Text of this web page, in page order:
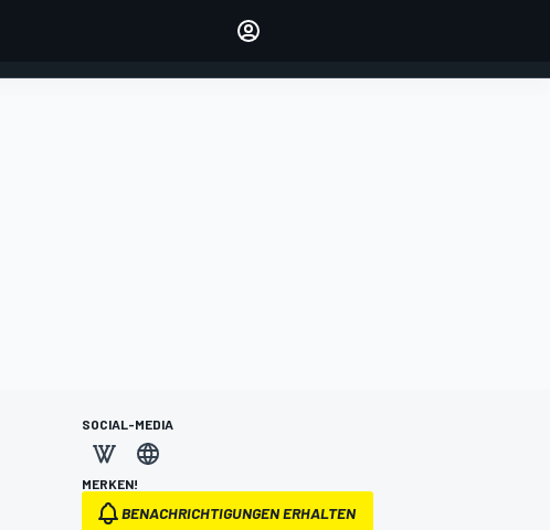
EINLOGGEN
SOCIAL-MEDIA
MERKEN!
BENACHRICHTIGUNGEN ERHALTEN